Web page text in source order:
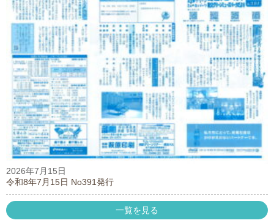
2026年7月15日
令和8年7月15日 No391発行
一覧を見る